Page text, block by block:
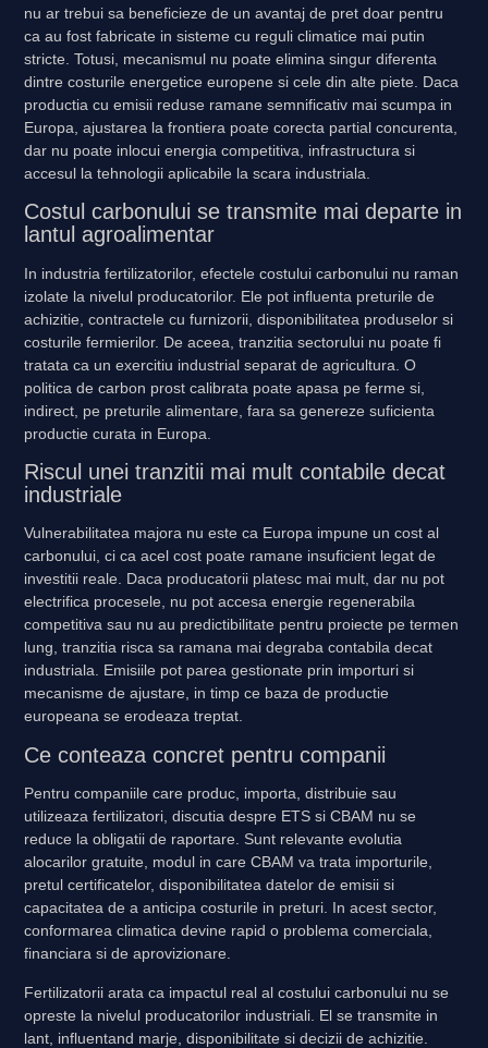
nu ar trebui sa beneficieze de un avantaj de pret doar pentru
ca au fost fabricate in sisteme cu reguli climatice mai putin
stricte. Totusi, mecanismul nu poate elimina singur diferenta
dintre costurile energetice europene si cele din alte piete. Daca
productia cu emisii reduse ramane semnificativ mai scumpa in
Europa, ajustarea la frontiera poate corecta partial concurenta,
dar nu poate inlocui energia competitiva, infrastructura si
accesul la tehnologii aplicabile la scara industriala.
Costul carbonului se transmite mai departe in
lantul agroalimentar
In industria fertilizatorilor, efectele costului carbonului nu raman
izolate la nivelul producatorilor. Ele pot influenta preturile de
achizitie, contractele cu furnizorii, disponibilitatea produselor si
costurile fermierilor. De aceea, tranzitia sectorului nu poate fi
tratata ca un exercitiu industrial separat de agricultura. O
politica de carbon prost calibrata poate apasa pe ferme si,
indirect, pe preturile alimentare, fara sa genereze suficienta
productie curata in Europa.
Riscul unei tranzitii mai mult contabile decat
industriale
Vulnerabilitatea majora nu este ca Europa impune un cost al
carbonului, ci ca acel cost poate ramane insuficient legat de
investitii reale. Daca producatorii platesc mai mult, dar nu pot
electrifica procesele, nu pot accesa energie regenerabila
competitiva sau nu au predictibilitate pentru proiecte pe termen
lung, tranzitia risca sa ramana mai degraba contabila decat
industriala. Emisiile pot parea gestionate prin importuri si
mecanisme de ajustare, in timp ce baza de productie
europeana se erodeaza treptat.
Ce conteaza concret pentru companii
Pentru companiile care produc, importa, distribuie sau
utilizeaza fertilizatori, discutia despre ETS si CBAM nu se
reduce la obligatii de raportare. Sunt relevante evolutia
alocarilor gratuite, modul in care CBAM va trata importurile,
pretul certificatelor, disponibilitatea datelor de emisii si
capacitatea de a anticipa costurile in preturi. In acest sector,
conformarea climatica devine rapid o problema comerciala,
financiara si de aprovizionare.
Fertilizatorii arata ca impactul real al costului carbonului nu se
opreste la nivelul producatorilor industriali. El se transmite in
lant, influentand marje, disponibilitate si decizii de achizitie.